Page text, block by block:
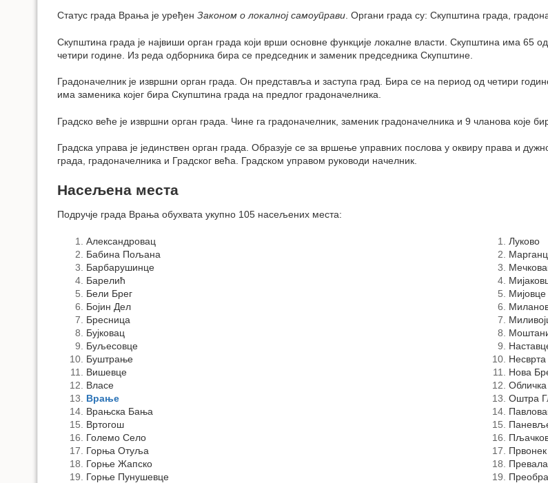
Статус града Врања је уређен Законом о локалној самоуправи . Органи града су: Скупштина града,
Скупштина града је највиши орган града који врши основне функције локалне власти. Скупштина има 65
четири године. Из реда одборника бира се председник и заменик председника Скупштине.
Градоначелник је извршни орган града. Он представља и заступа град. Бира се на период од четири
има заменика којег бира Скупштина града на предлог градоначелника.
Градско веће је извршни орган града. Чине га градоначелник, заменик градоначелника и 9 чланова које
Градска управа је јединствен орган града. Образује се за вршење управних послова у оквиру права и
града, градоначелника и Градског већа. Градском управом руководи начелник.
Насељена места
Подручје града Врања обухвата укупно 105 насељених места:
Александровац
Бабина Пољана
Барбарушинце
Барелић
Бели Брег
Бојин Дел
Бресница
Бујковац
Буљесовце
Буштрање
Вишевце
Власе
Врање
Врањска Бања
Вртогош
Големо Село
Горња Отуља
Горње Жапско
Горње Пунушевце
Луково
Мијовце
Несврта
Нова
Оштра
Првонек